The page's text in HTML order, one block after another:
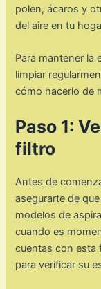
polen, ácaros y
del aire en tu
Para mantener la
limpiar
cómo hacerlo de
Paso 1:
filtro
Antes de
asegurarte de
modelos de
cuando es
cuentas con esta
para verificar su